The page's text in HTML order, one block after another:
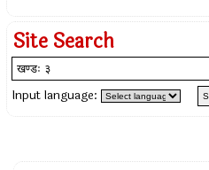
Site Search
Input language: